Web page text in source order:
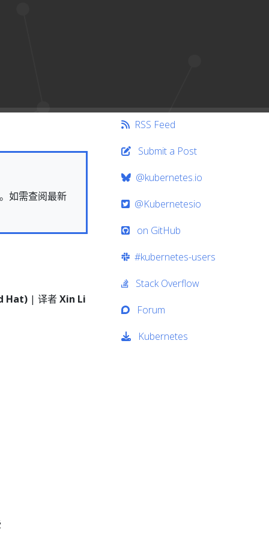
如需查阅最新
Hat) | 译者Xin Li
RSS Feed
Submit a Post
@kubernetes.io
@Kubernetesio
on GitHub
#kubernetes-users
Stack Overflow
Forum
Kubernetes